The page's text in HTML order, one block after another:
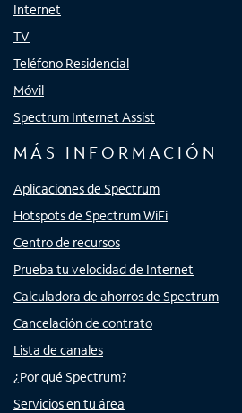
Internet
TV
Teléfono Residencial
Móvil
Spectrum Internet Assist
MÁS INFORMACIÓN
Aplicaciones de Spectrum
Hotspots de Spectrum WiFi
Centro de recursos
Prueba tu velocidad de Internet
Calculadora de ahorros de Spectrum
Cancelación de contrato
Lista de canales
¿Por qué Spectrum?
Servicios en tu área